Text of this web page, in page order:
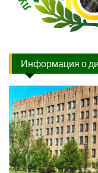
Информация о